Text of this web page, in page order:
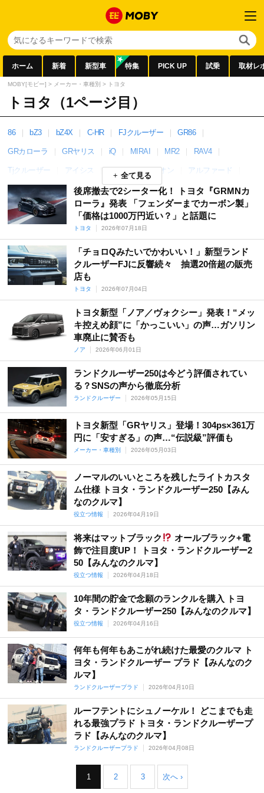
ホーム 新着 新型車 特集 PICK UP 試乗 取材レ
MOBY[モビー] > メーカー・車種別 > トヨタ
トヨタ（1ページ目）
全て見る
86 bZ3 bZ4X C-HR FJクルーザー GR86
GRカローラ GRヤリス iQ MIRAI MR2 RAV4
Tjクルーザー アイシス アクア アリオン アルファード
ヴァンガード ウィッシュ ヴェルファイア ヴォクシー
エスクァイア エスティマ オリジン カムリ カリーナ
カローラ カローラ アクシオ カローラクロス
カローラスポーツ カローラツーリング カローラフィールダー
カローラレビン クラウン クラウンエステート
クラウンマジェスタ グランエース
シエンタ スープラ スターレット スペイド セリカ
センチュリー ソアラ タンク チェイサー ノア
ハイエース ハイラックス ハイラックスサーフ
ハリアー ピクシスエポック ピクシスジョイ
ピクシストラック ピクシスバン ピクシスメガ プリウス
プリウスPHV プリウスα プロボックス ポルテ
マークX メガクルーザー ヤリス ヤリス クロス ライズ
ランドクルーザー ランドクルーザープラド ルーミー
後席撤去で2シーター化！ トヨタ『GRMNカ
ローラ』発表 「フェンダーまでカーボン製」
「価格は1000万円近い？」と話題に
トヨタ 2026年07月18日
「チョロQみたいでかわいい！」新型ランド
クルーザーFJに反響続々 抽選20倍超の販売
店も
トヨタ 2026年07月04日
トヨタ新型「ノア／ヴォクシー」発表！“メッ
キ控えめ顔”に「かっこいい」の声…ガソリン
車廃止に賛否も
ノア 2026年06月01日
ランドクルーザー250は今どう評価されてい
る？SNSの声から徹底分析
ランドクルーザー 2026年05月15日
トヨタ新型「GRヤリス」登場！304ps×361万
円に「安すぎる」の声…“伝説級”評価も
メーカー・車種別 2026年05月03日
ノーマルのいいところを残したライトカスタ
ム仕様 トヨタ・ランドクルーザー250【みん
なのクルマ】
役立つ情報 2026年04月19日
将来はマットブラック
オールブラック+電
飾で注目度UP！ トヨタ・ランドクルーザー2
50【みんなのクルマ】
役立つ情報 2026年04月18日
10年間の貯金で念願のランクルを購入 トヨ
タ・ランドクルーザー250【みんなのクルマ】
役立つ情報 2026年04月16日
何年も何年もあこがれ続けた最愛のクルマ ト
ヨタ・ランドクルーザー プラド【みんなのク
ルマ】
ランドクルーザープラド 2026年04月10日
ルーフテントにシュノーケル！ どこまでも走
れる最強プラド トヨタ・ランドクルーザープ
ラド【みんなのクルマ】
ランドクルーザープラド 2026年04月08日
1 2 3 次へ ›